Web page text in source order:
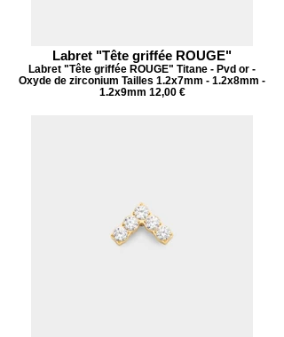
Labret "Tête griffée ROUGE"
Labret "Tête griffée ROUGE" Titane - Pvd or -
Oxyde de zirconium Tailles 1.2x7mm - 1.2x8mm -
1.2x9mm 12,00 €